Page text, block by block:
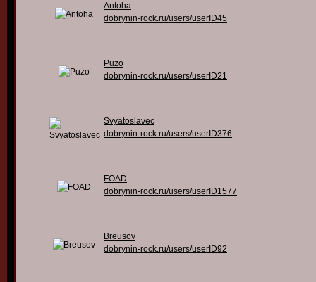
Antoha
dobrynin-rock.ru/users/userID45
Puzo
dobrynin-rock.ru/users/userID21
Svyatoslavec
dobrynin-rock.ru/users/userID376
FOAD
dobrynin-rock.ru/users/userID1577
Breusov
dobrynin-rock.ru/users/userID92